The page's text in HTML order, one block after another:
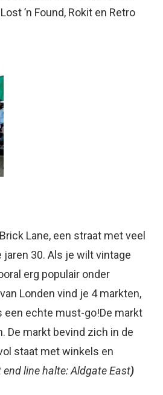
’n Found, Rokit en Retro
Lane, een straat met veel
30. Als je wilt vintage
erg populair onder
Londen vind je 4 markten,
een echte must-go!De markt
De markt bevind zich in de
staat met winkels en
end line halte: Aldgate East)